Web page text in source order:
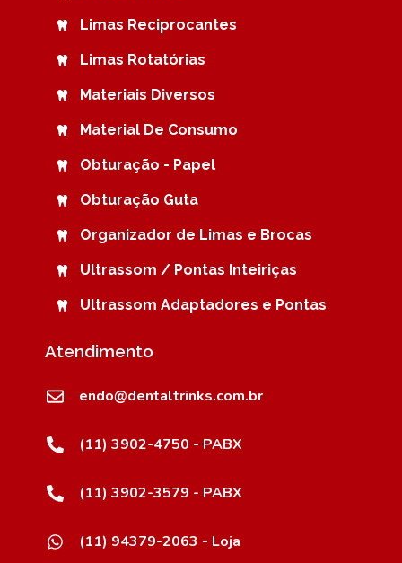
Limas Reciprocantes
Limas Rotatórias
Materiais Diversos
Material De Consumo
Obturação - Papel
Obturação Guta
Organizador de Limas e Brocas
Ultrassom / Pontas Inteiriças
Ultrassom Adaptadores e Pontas
Atendimento
endo@dentaltrinks.com.br
(11) 3902-4750 - PABX
(11) 3902-3579 - PABX
(11) 94379-2063 - Loja